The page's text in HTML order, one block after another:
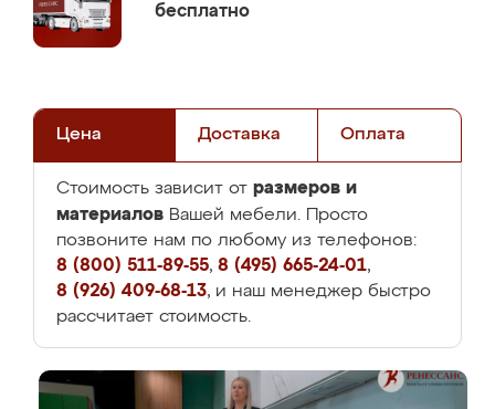
бесплатно
Цена Доставка Оплата
Стоимость зависит от размеров и
материалов Вашей мебели. Просто
позвоните нам по любому из телефонов:
8 (800) 511-89-55, 8 (495) 665-24-01,
8 (926) 409-68-13, и наш менеджер быстро
рассчитает стоимость.